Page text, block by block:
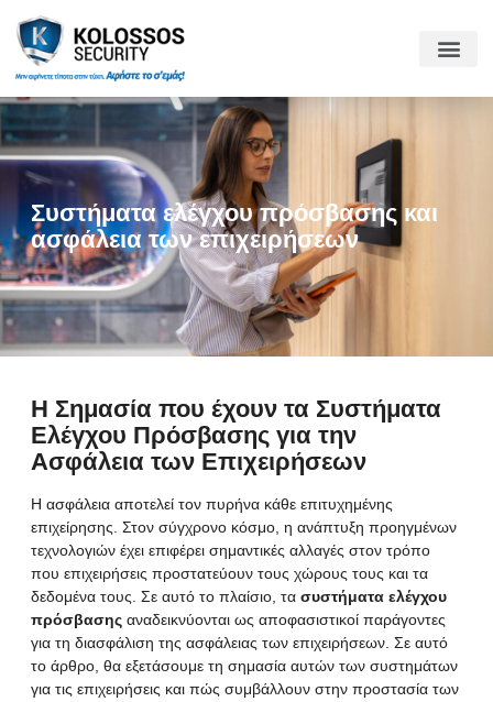
Συστήματα ελέγχου πρόσβασης και
ασφάλεια των επιχειρήσεων
Η Σημασία που έχουν τα Συστήματα
Ελέγχου Πρόσβασης για την
Ασφάλεια των Επιχειρήσεων
Η ασφάλεια αποτελεί τον πυρήνα κάθε επιτυχημένης
επιχείρησης. Στον σύγχρονο κόσμο, η ανάπτυξη προηγμένων
τεχνολογιών έχει επιφέρει σημαντικές αλλαγές στον τρόπο
που επιχειρήσεις προστατεύουν τους χώρους τους και τα
δεδομένα τους. Σε αυτό το πλαίσιο, τα συστήματα ελέγχου
πρόσβασης αναδεικνύονται ως αποφασιστικοί παράγοντες
για τη διασφάλιση της ασφάλειας των επιχειρήσεων. Σε αυτό
το άρθρο, θα εξετάσουμε τη σημασία αυτών των συστημάτων
για τις επιχειρήσεις και πώς συμβάλλουν στην προστασία των